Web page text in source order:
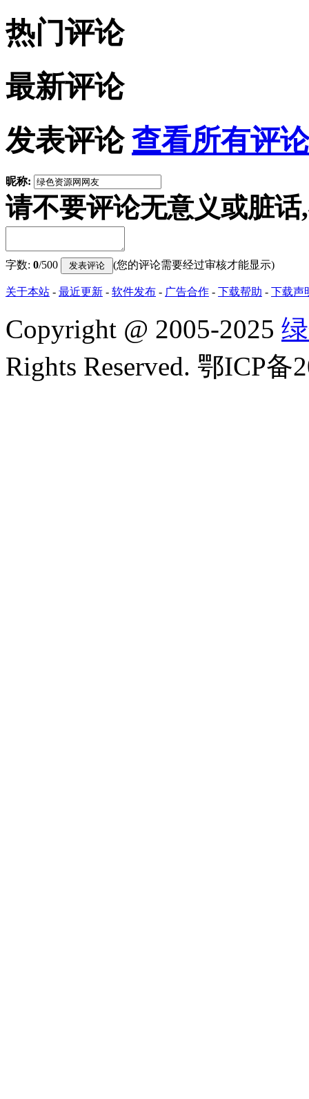
热门评论
最新评论
发表评论 查看所有评
昵称:
请不要评论无意义或脏
字数: 0/500 (您的评论需要经过审核才能显示)
关于本站 - 最近更新 - 软件发布 - 广告合作 - 下载帮助 - 下载声
Copyright @ 2005-2025
Rights Reserved. 鄂ICP备